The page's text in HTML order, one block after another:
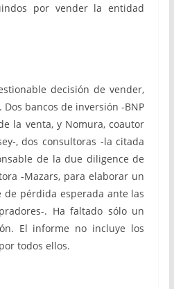
por vender la entidad
decisión de vender,
bancos de inversión -BNP
la venta, y Nomura, coautor
, dos consultoras -la citada
de la due diligence de
-Mazars, para elaborar un
pérdida esperada ante las
. Ha faltado sólo un
El informe no incluye los
todos ellos.